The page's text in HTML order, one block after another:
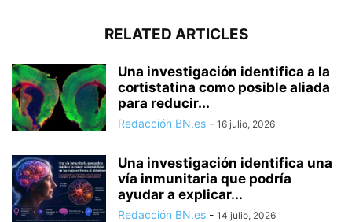
RELATED ARTICLES
Una investigación identifica a la
cortistatina como posible aliada
para reducir...
Redacción BN.es - 16 julio, 2026
Una investigación identifica una
vía inmunitaria que podría
ayudar a explicar...
Redacción BN.es - 14 julio, 2026